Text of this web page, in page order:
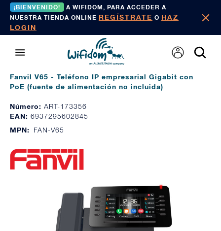
¡BIENVENIDO!
A WIFIDOM, PARA ACCEDER A
NUESTRA TIENDA ONLINE REGÍSTRATE O HAZ
LOGIN
Fanvil V65 - Teléfono IP empresarial Gigabit con
PoE (fuente de alimentación no incluida)
Número: ART-173356
EAN: 6937295602845
MPN:
FAN-V65